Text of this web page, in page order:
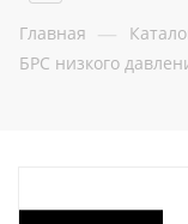
Главная —
БРС низкого